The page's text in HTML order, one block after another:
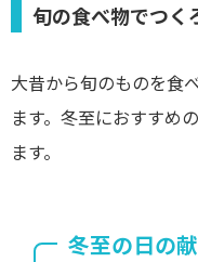
旬の食べ物でつく
大昔から旬のものを食
ます。冬至におすすめ
ます。
冬至の日の